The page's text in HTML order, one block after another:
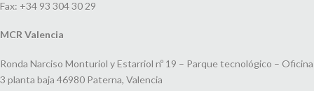
Fax: +34 93 304 30 29
MCR Valencia
Ronda Narciso Monturiol y Estarriol nº 19 – Parque tecnológico – Oficina
3 planta baja 46980 Paterna, Valencia